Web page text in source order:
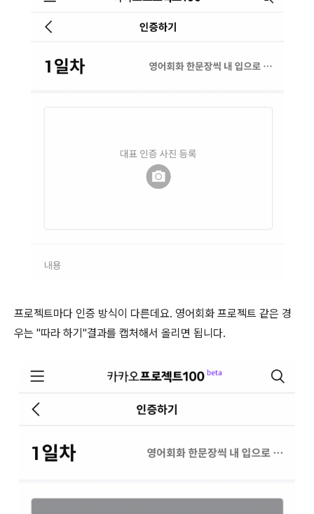
프로젝트마다 인증 방식이 다른데요. 영어회화 프로젝트 같은 경
우는 "따라 하기"결과를 캡처해서 올리면 됩니다.